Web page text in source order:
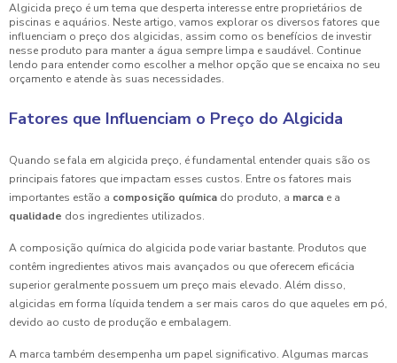
Algicida preço é um tema que desperta interesse entre proprietários de
piscinas e aquários. Neste artigo, vamos explorar os diversos fatores que
influenciam o preço dos algicidas, assim como os benefícios de investir
nesse produto para manter a água sempre limpa e saudável. Continue
lendo para entender como escolher a melhor opção que se encaixa no seu
orçamento e atende às suas necessidades.
Fatores que Influenciam o Preço do Algicida
Quando se fala em algicida preço, é fundamental entender quais são os
principais fatores que impactam esses custos. Entre os fatores mais
importantes estão a composição química do produto, a marca e a
qualidade dos ingredientes utilizados.
A composição química do algicida pode variar bastante. Produtos que
contêm ingredientes ativos mais avançados ou que oferecem eficácia
superior geralmente possuem um preço mais elevado. Além disso,
algicidas em forma líquida tendem a ser mais caros do que aqueles em pó,
devido ao custo de produção e embalagem.
A marca também desempenha um papel significativo. Algumas marcas